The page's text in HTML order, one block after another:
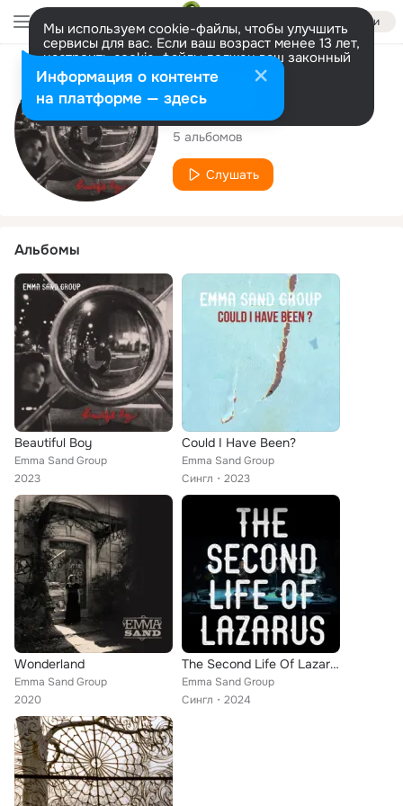
Войти
Мы используем cookie-файлы, чтобы улучшить
сервисы для вас. Если ваш возраст менее 13 лет,
настроить cookie-файлы должен ваш законный
представитель. Больше информации
Разрешить все Настроить
Исполнитель
Emma Sand Group
5 альбомов
Слушать
Альбомы
Beautiful Boy
Emma Sand Group
2023
Could I Have Been?
Emma Sand Group
Сингл
2023
Wonderland
Emma Sand Group
2020
The Second Life Of Lazarus
Emma Sand Group
Сингл
2024
Информация о контенте
на платформе — здесь